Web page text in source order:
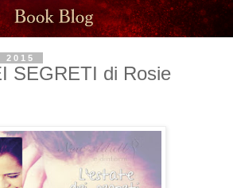
SEGRETI di Rosie